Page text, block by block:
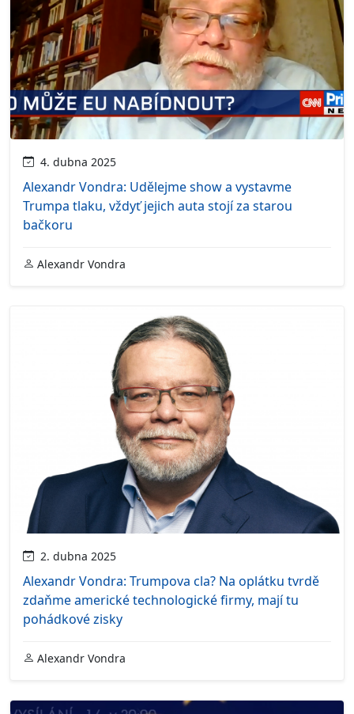
4. dubna 2025
Alexandr Vondra: Udělejme show a vystavme
Trumpa tlaku, vždyť jejich auta stojí za starou
bačkoru
Alexandr Vondra
2. dubna 2025
Alexandr Vondra: Trumpova cla? Na oplátku tvrdě
zdaňme americké technologické firmy, mají tu
pohádkové zisky
Alexandr Vondra